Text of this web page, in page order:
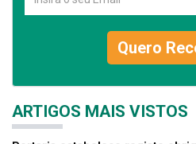
Quero
ARTIGOS MAIS VISTOS